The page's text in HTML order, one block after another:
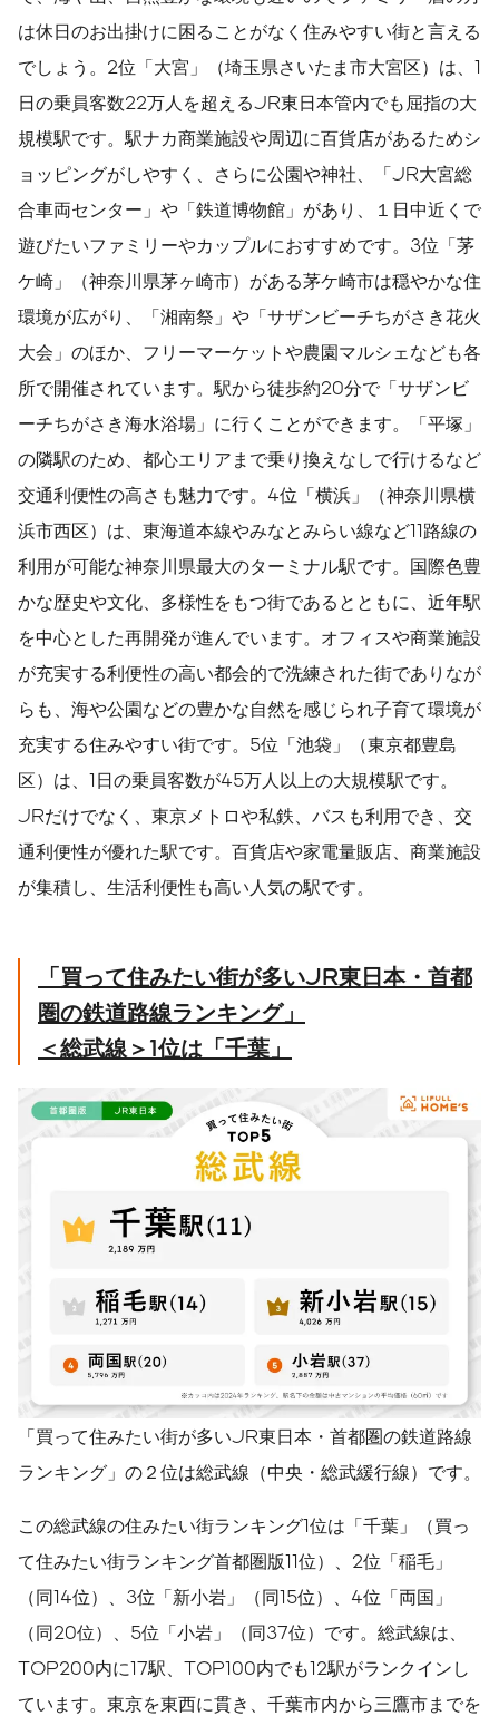
は休日のお出掛けに困ることがなく住みやすい街と言える
でしょう。2位「大宮」（埼玉県さいたま市大宮区）は、1
日の乗員客数22万人を超えるJR東日本管内でも屈指の大
規模駅です。駅ナカ商業施設や周辺に百貨店があるためシ
ョッピングがしやすく、さらに公園や神社、「JR大宮総
合車両センター」や「鉄道博物館」があり、１日中近くで
遊びたいファミリーやカップルにおすすめです。3位「茅
ケ崎」（神奈川県茅ヶ崎市）がある茅ケ崎市は穏やかな住
環境が広がり、「湘南祭」や「サザンビーチちがさき花火
大会」のほか、フリーマーケットや農園マルシェなども各
所で開催されています。駅から徒歩約20分で「サザンビ
ーチちがさき海水浴場」に行くことができます。「平塚」
の隣駅のため、都心エリアまで乗り換えなしで行けるなど
交通利便性の高さも魅力です。4位「横浜」（神奈川県横
浜市西区）は、東海道本線やみなとみらい線など11路線の
利用が可能な神奈川県最大のターミナル駅です。国際色豊
かな歴史や文化、多様性をもつ街であるとともに、近年駅
を中心とした再開発が進んでいます。オフィスや商業施設
が充実する利便性の高い都会的で洗練された街でありなが
らも、海や公園などの豊かな自然を感じられ子育て環境が
充実する住みやすい街です。5位「池袋」（東京都豊島
区）は、1日の乗員客数が45万人以上の大規模駅です。
JRだけでなく、東京メトロや私鉄、バスも利用でき、交
通利便性が優れた駅です。百貨店や家電量販店、商業施設
が集積し、生活利便性も高い人気の駅です。
「買って住みたい街が多いJR東日本・首都
圏の鉄道路線ランキング」
＜総武線＞ 1位は「千葉」
「買って住みたい街が多いJR東日本・首都圏の鉄道路線
ランキング」の２位は総武線（中央・総武緩行線）です。
この総武線の住みたい街ランキング1位は「千葉」（買っ
て住みたい街ランキング首都圏版11位）、2位「稲毛」
（同14位）、3位「新小岩」（同15位）、4位「両国」
（同20位）、5位「小岩」（同37位）です。総武線は、
TOP200内に17駅、TOP100内でも12駅がランクインし
ています。東京を東西に貫き、千葉市内から三鷹市までを